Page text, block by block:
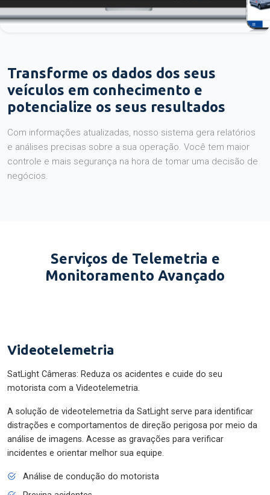
Transforme os dados dos seus
veículos em conhecimento e
potencialize os seus resultados
Com informações atualizadas, nosso sistema gera relatórios
e análises precisas sobre a sua operação. Você tem maior
controle e mais segurança na hora de tomar uma decisão de
negócios.
Serviços de Telemetria e
Monitoramento Avançado
Videotelemetria
SatLight Câmeras: Reduza os acidentes e cuide do seu
motorista com a Videotelemetria.
A solução de videotelemetria da SatLight serve para identificar
distrações e comportamentos de direção perigosa por meio da
análise de imagens. Acesse as gravações para verificar
incidentes e orientar melhor sua equipe.
Análise de condução do motorista